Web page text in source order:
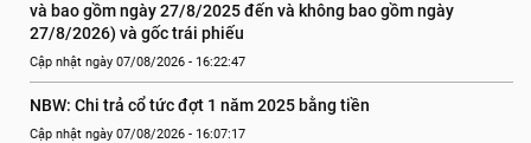
và bao gồm ngày 27/8/2025 đến và không bao gồm ngày
27/8/2026) và gốc trái phiếu
Cập nhật ngày 07/08/2026 - 16:22:47
NBW: Chi trả cổ tức đợt 1 năm 2025 bằng tiền
Cập nhật ngày 07/08/2026 - 16:07:17